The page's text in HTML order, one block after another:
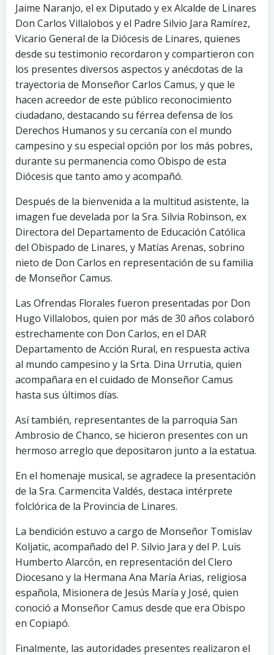
Jaime Naranjo, el ex Diputado y ex Alcalde de Linares
Don Carlos Villalobos y el Padre Silvio Jara Ramírez,
Vicario General de la Diócesis de Linares, quienes
desde su testimonio recordaron y compartieron con
los presentes diversos aspectos y anécdotas de la
trayectoria de Monseñor Carlos Camus, y que le
hacen acreedor de este público reconocimiento
ciudadano, destacando su férrea defensa de los
Derechos Humanos y su cercanía con el mundo
campesino y su especial opción por los más pobres,
durante su permanencia como Obispo de esta
Diócesis que tanto amo y acompañó.
Después de la bienvenida a la multitud asistente, la
imagen fue develada por la Sra. Silvia Robinson, ex
Directora del Departamento de Educación Católica
del Obispado de Linares, y Matías Arenas, sobrino
nieto de Don Carlos en representación de su familia
de Monseñor Camus.
Las Ofrendas Florales fueron presentadas por Don
Hugo Villalobos, quien por más de 30 años colaboró
estrechamente con Don Carlos, en el DAR
Departamento de Acción Rural, en respuesta activa
al mundo campesino y la Srta. Dina Urrutia, quien
acompañara en el cuidado de Monseñor Camus
hasta sus últimos días.
Así también, representantes de la parroquia San
Ambrosio de Chanco, se hicieron presentes con un
hermoso arreglo que depositaron junto a la estatua.
En el homenaje musical, se agradece la presentación
de la Sra. Carmencita Valdés, destaca intérprete
folclórica de la Provincia de Linares.
La bendición estuvo a cargo de Monseñor Tomislav
Koljatic, acompañado del P. Silvio Jara y del P. Luis
Humberto Alarcón, en representación del Clero
Diocesano y la Hermana Ana María Arias, religiosa
española, Misionera de Jesús María y José, quien
conoció a Monseñor Camus desde que era Obispo
en Copiapó.
Finalmente, las autoridades presentes realizaron el